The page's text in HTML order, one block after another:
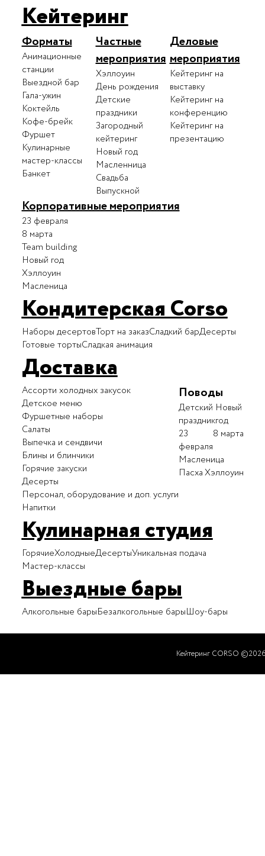
Кейтеринг
Форматы
Анимационные
станции
Выездной бар
Гала-ужин
Коктейль
Кофе-брейк
Фуршет
Кулинарные
мастер-классы
Банкет
Частные
мероприятия
Хэллоуин
День рождения
Детские
праздники
Загородный
кейтеринг
Новый год
Масленница
Свадьба
Выпускной
Деловые
мероприятия
Кейтеринг на
выставку
Кейтеринг на
конференцию
Кейтеринг на
презентацию
Корпоративные мероприятия
23 февраля
8 марта
Team building
Новый год
Хэллоуин
Масленица
Кондитерская Corso
Наборы десертовТорт на заказСладкий барДесерты
Готовые тортыСладкая анимация
Доставка
Ассорти холодных закусок
Детское меню
Фуршетные наборы
Салаты
Выпечка и сендвичи
Блины и блинчики
Горячие закуски
Десерты
Персонал, оборудование и доп. услуги
Напитки
Поводы
Детский
праздник
Новый
год
23
февраля
8 марта
Масленица
ПасхаХэллоуин
Кулинарная студия
ГорячиеХолодныеДесертыУникальная подача
Мастер-классы
Выездные бары
Алкогольные барыБезалкогольные барыШоу-бары
Кейтеринг CORSO